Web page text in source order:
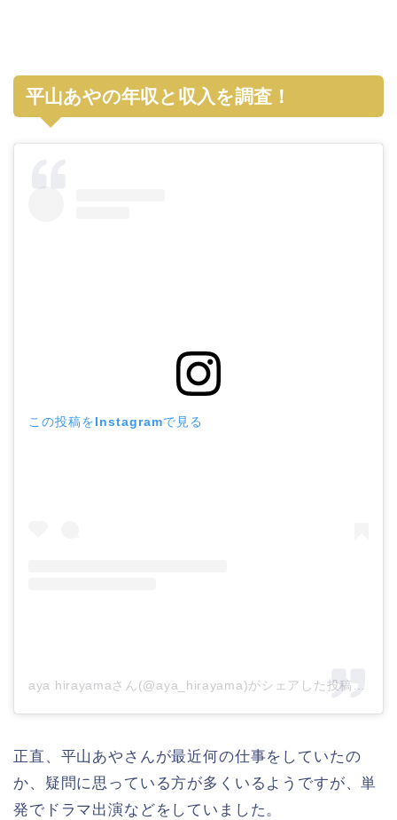
平山あやの年収と収入を調査！
この投稿をInstagramで見る
aya hirayamaさん(@aya_hirayama)がシェアした投稿
–
正直、平山あやさんが最近何の仕事をしていたの
か、疑問に思っている方が多くいるようですが、単
発でドラマ出演などをしていました。